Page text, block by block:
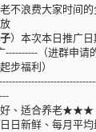
不浪费大家时间
）本次本日推广
----------（进群申请
步福利）
、适合养老★★★
日新鲜、每月平